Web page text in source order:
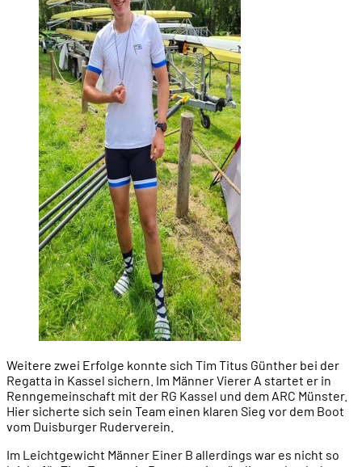
Weitere zwei Erfolge konnte sich Tim Titus Günther bei der
Regatta in Kassel sichern. Im Männer Vierer A startet er in
Renngemeinschaft mit der RG Kassel und dem ARC Münster.
Hier sicherte sich sein Team einen klaren Sieg vor dem Boot
vom Duisburger Ruderverein.
Im Leichtgewicht Männer Einer B allerdings war es nicht so